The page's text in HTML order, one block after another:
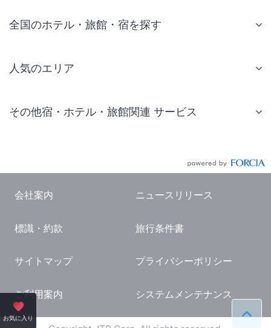
お気に入り ペー
全国のホテル・旅館・宿を探す
人気のエリア
仙台 ホテル
東京ドーム ホテル
横浜 ホテル
熱海 ホテル
京都 ホテル
その他宿・ホテル・旅館関連 サービス
国内観光ガイド
旅行・観光情報
会社案内 ニュースリリース
標識・約款 旅行条件書
サイトマップ プライバシーポリシー
ご利用案内 システムメンテナンス